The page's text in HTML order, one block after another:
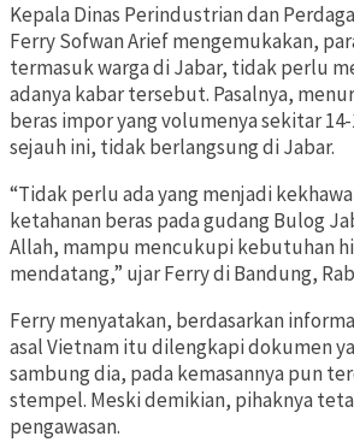
Kepala Dinas Perindustrian dan
Ferry Sofwan Arief mengemukakan,
termasuk warga di Jabar, tidak perlu
adanya kabar tersebut. Pasalnya,
beras impor yang volumenya sekitar
sejauh ini, tidak berlangsung di Jabar.
“Tidak perlu ada yang menjadi
ketahanan beras pada gudang Bulog
Allah, mampu mencukupi kebutuhan
mendatang,” ujar Ferry di Bandung,
Ferry menyatakan, berdasarkan
asal Vietnam itu dilengkapi dokumen
sambung dia, pada kemasannya pun
stempel. Meski demikian, pihaknya
pengawasan.